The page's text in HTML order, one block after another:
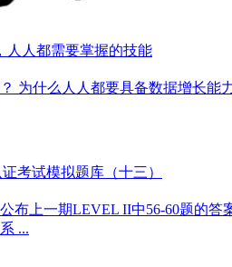
人人都需要掌握的技能
为什么人人都要具备数据增长
考试模拟题库（十三）
布上一期LEVEL II中56-60题的
...